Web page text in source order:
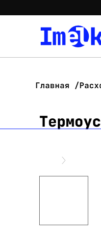
Главная